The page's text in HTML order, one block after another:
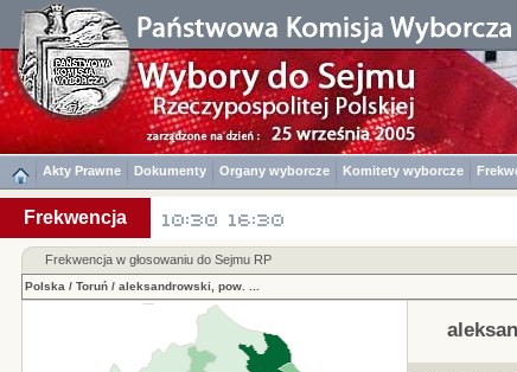
Akty Prawne Dokumenty Organy wyborcze Komitety wyborcze
Frekwencja
Frekwencja w głosowaniu do Sejmu RP
Polska / Toruń/ aleksandrowski, pow.